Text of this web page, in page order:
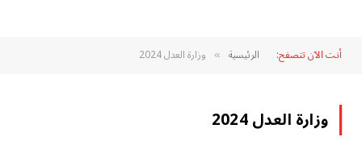
أنت الآن تتصفح: الرئيسية » وزارة العدل 2024
وزارة العدل 2024